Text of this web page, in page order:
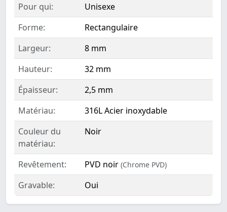
Pour qui:
Unisexe
Forme:
Rectangulaire
Largeur:
8 mm
Hauteur:
32 mm
Épaisseur:
2,5 mm
Matériau:
316L Acier inoxydable
Couleur du
matériau:
Noir
Revêtement: PVD noir (Chrome PVD)
Gravable: Oui